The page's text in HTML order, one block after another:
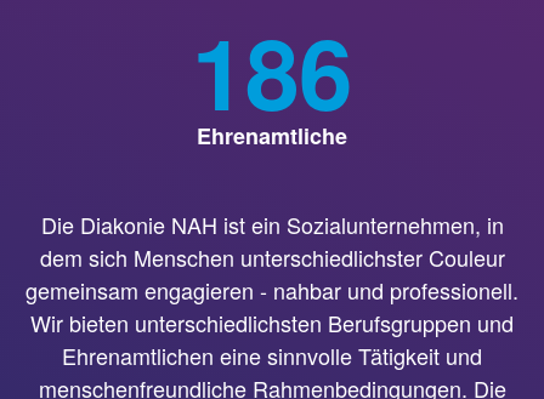
186
Ehrenamtliche
Die Diakonie NAH ist ein Sozialunternehmen, in
dem sich Menschen unterschiedlichster Couleur
gemeinsam engagieren - nahbar und professionell.
Wir bieten unterschiedlichsten Berufsgruppen und
Ehrenamtlichen eine sinnvolle Tätigkeit und
menschenfreundliche Rahmenbedingungen. Die